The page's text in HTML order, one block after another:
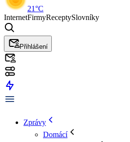
21°C
InternetFirmyReceptySlovníky
Přihlášení
Zprávy
Domácí